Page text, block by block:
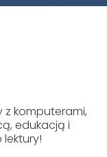
komputerami,
edukacją i